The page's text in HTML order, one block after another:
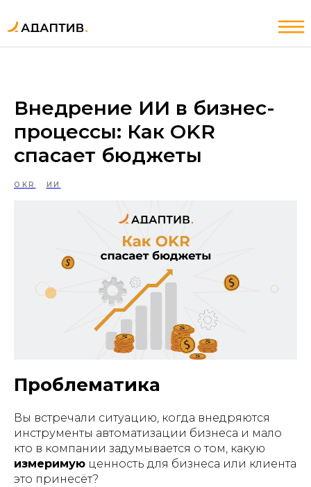
ИИ
Услуги
Внедрение ИИ в бизнес-
процессы: Как OKR
спасает бюджеты
OKR ИИ
Проблематика
Вы встречали ситуацию, когда внедряются
инструменты автоматизации бизнеса и мало
кто в компании задумывается о том, какую
измеримую ценность для бизнеса или клиента
это принесёт?